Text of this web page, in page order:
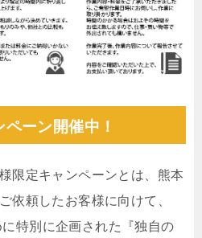
ーン開催中！
限定キャンペーンとは、熊本
依頼したお客様に向けて、
に特別に企画された『独自の